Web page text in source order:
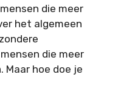
die meer
het algemeen
die meer
hoe doe je